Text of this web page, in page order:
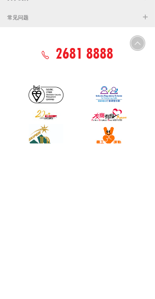
常见问题
2681 8888